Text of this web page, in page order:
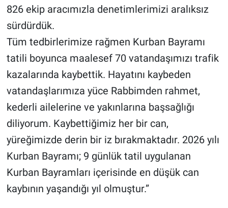
826 ekip aracımızla denetimlerimizi aralıksız
sürdürdük.
Tüm tedbirlerimize rağmen Kurban Bayramı
tatili boyunca maalesef 70 vatandaşımızı trafik
kazalarında kaybettik. Hayatını kaybeden
vatandaşlarımıza yüce Rabbimden rahmet,
kederli ailelerine ve yakınlarına başsağlığı
diliyorum. Kaybettiğimiz her bir can,
yüreğimizde derin bir iz bırakmaktadır. 2026 yılı
Kurban Bayramı; 9 günlük tatil uygulanan
Kurban Bayramları içerisinde en düşük can
kaybının yaşandığı yıl olmuştur.”